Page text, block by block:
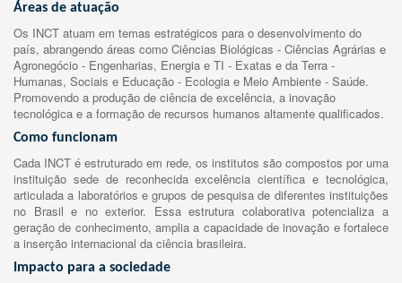
Áreas de atuação
Os INCT atuam em temas estratégicos para o desenvolvimento do
país, abrangendo áreas como Ciências Biológicas - Ciências Agrárias e
Agronegócio - Engenharias, Energia e TI - Exatas e da Terra -
Humanas, Sociais e Educação - Ecologia e Meio Ambiente - Saúde.
Promovendo a produção de ciência de excelência, a inovação
tecnológica e a formação de recursos humanos altamente qualificados.
Como funcionam
Cada INCT é estruturado em rede, os institutos são compostos por uma
instituição sede de reconhecida excelência científica e tecnológica,
articulada a laboratórios e grupos de pesquisa de diferentes instituições
no Brasil e no exterior. Essa estrutura colaborativa potencializa a
geração de conhecimento, amplia a capacidade de inovação e fortalece
a inserção internacional da ciência brasileira.
Impacto para a sociedade